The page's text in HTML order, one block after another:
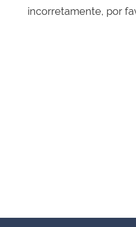
incorretamente, por